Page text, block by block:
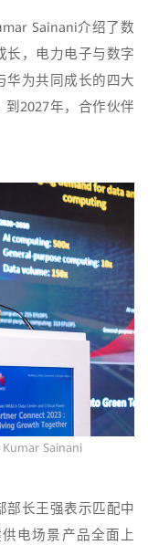
Sainani介绍了数
长，电力电子与数字
华为共同成长的四大
2027年，合作伙伴
Kumar Sainani
部长王强表示匹配中
电场景产品全面上